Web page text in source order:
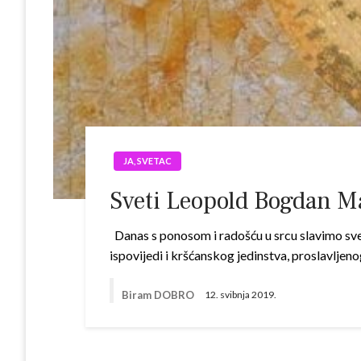
JA, SVETAC
Sveti Leopold Bogdan
Danas s ponosom i radošću u srcu slavimo
ispovijedi i kršćanskog jedinstva,
Biram DOBRO 12. svibnja 2019.